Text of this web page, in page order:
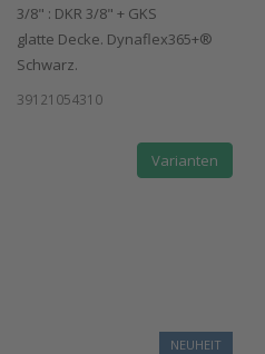
3/8" : DKR 3/8" + GKS
glatte Decke. Dynaflex365+®
Schwarz.
39121054310
Varianten
NEUHEIT